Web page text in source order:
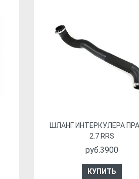
ШЛАНГ ИНТЕРКУЛЕРА
2.7 RRS
руб.3900
КУПИТЬ